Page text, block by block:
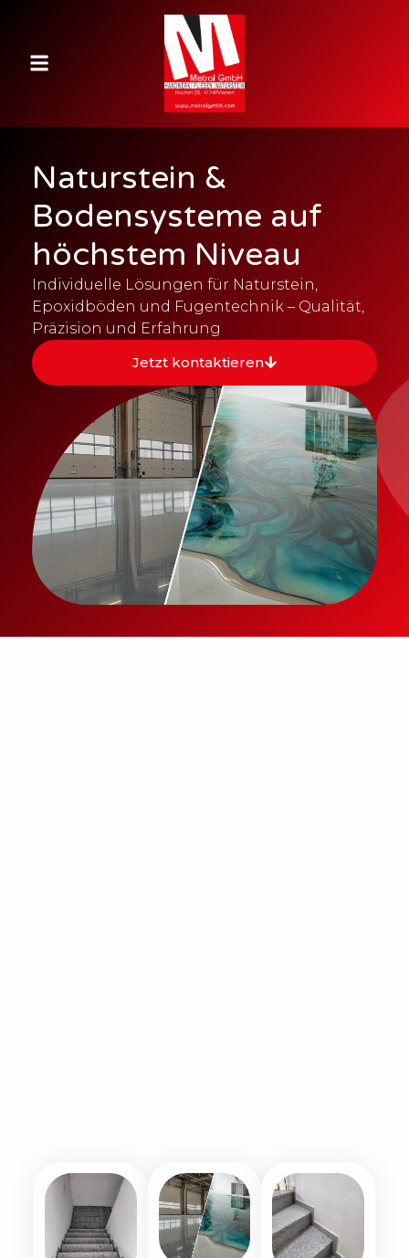
Naturstein &
Bodensysteme auf
höchstem Niveau
Individuelle Lösungen für Naturstein,
Epoxidböden und Fugentechnik – Qualität,
Präzision und Erfahrung
Jetzt kontaktieren